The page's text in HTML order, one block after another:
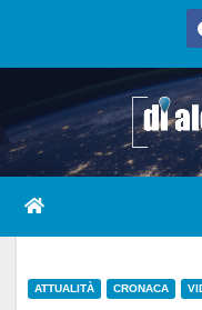
ATTUALITÀ CRONACA